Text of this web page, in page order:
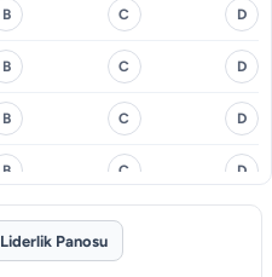
B C D
B C D
B C D
B C D
B C
Liderlik Panosu